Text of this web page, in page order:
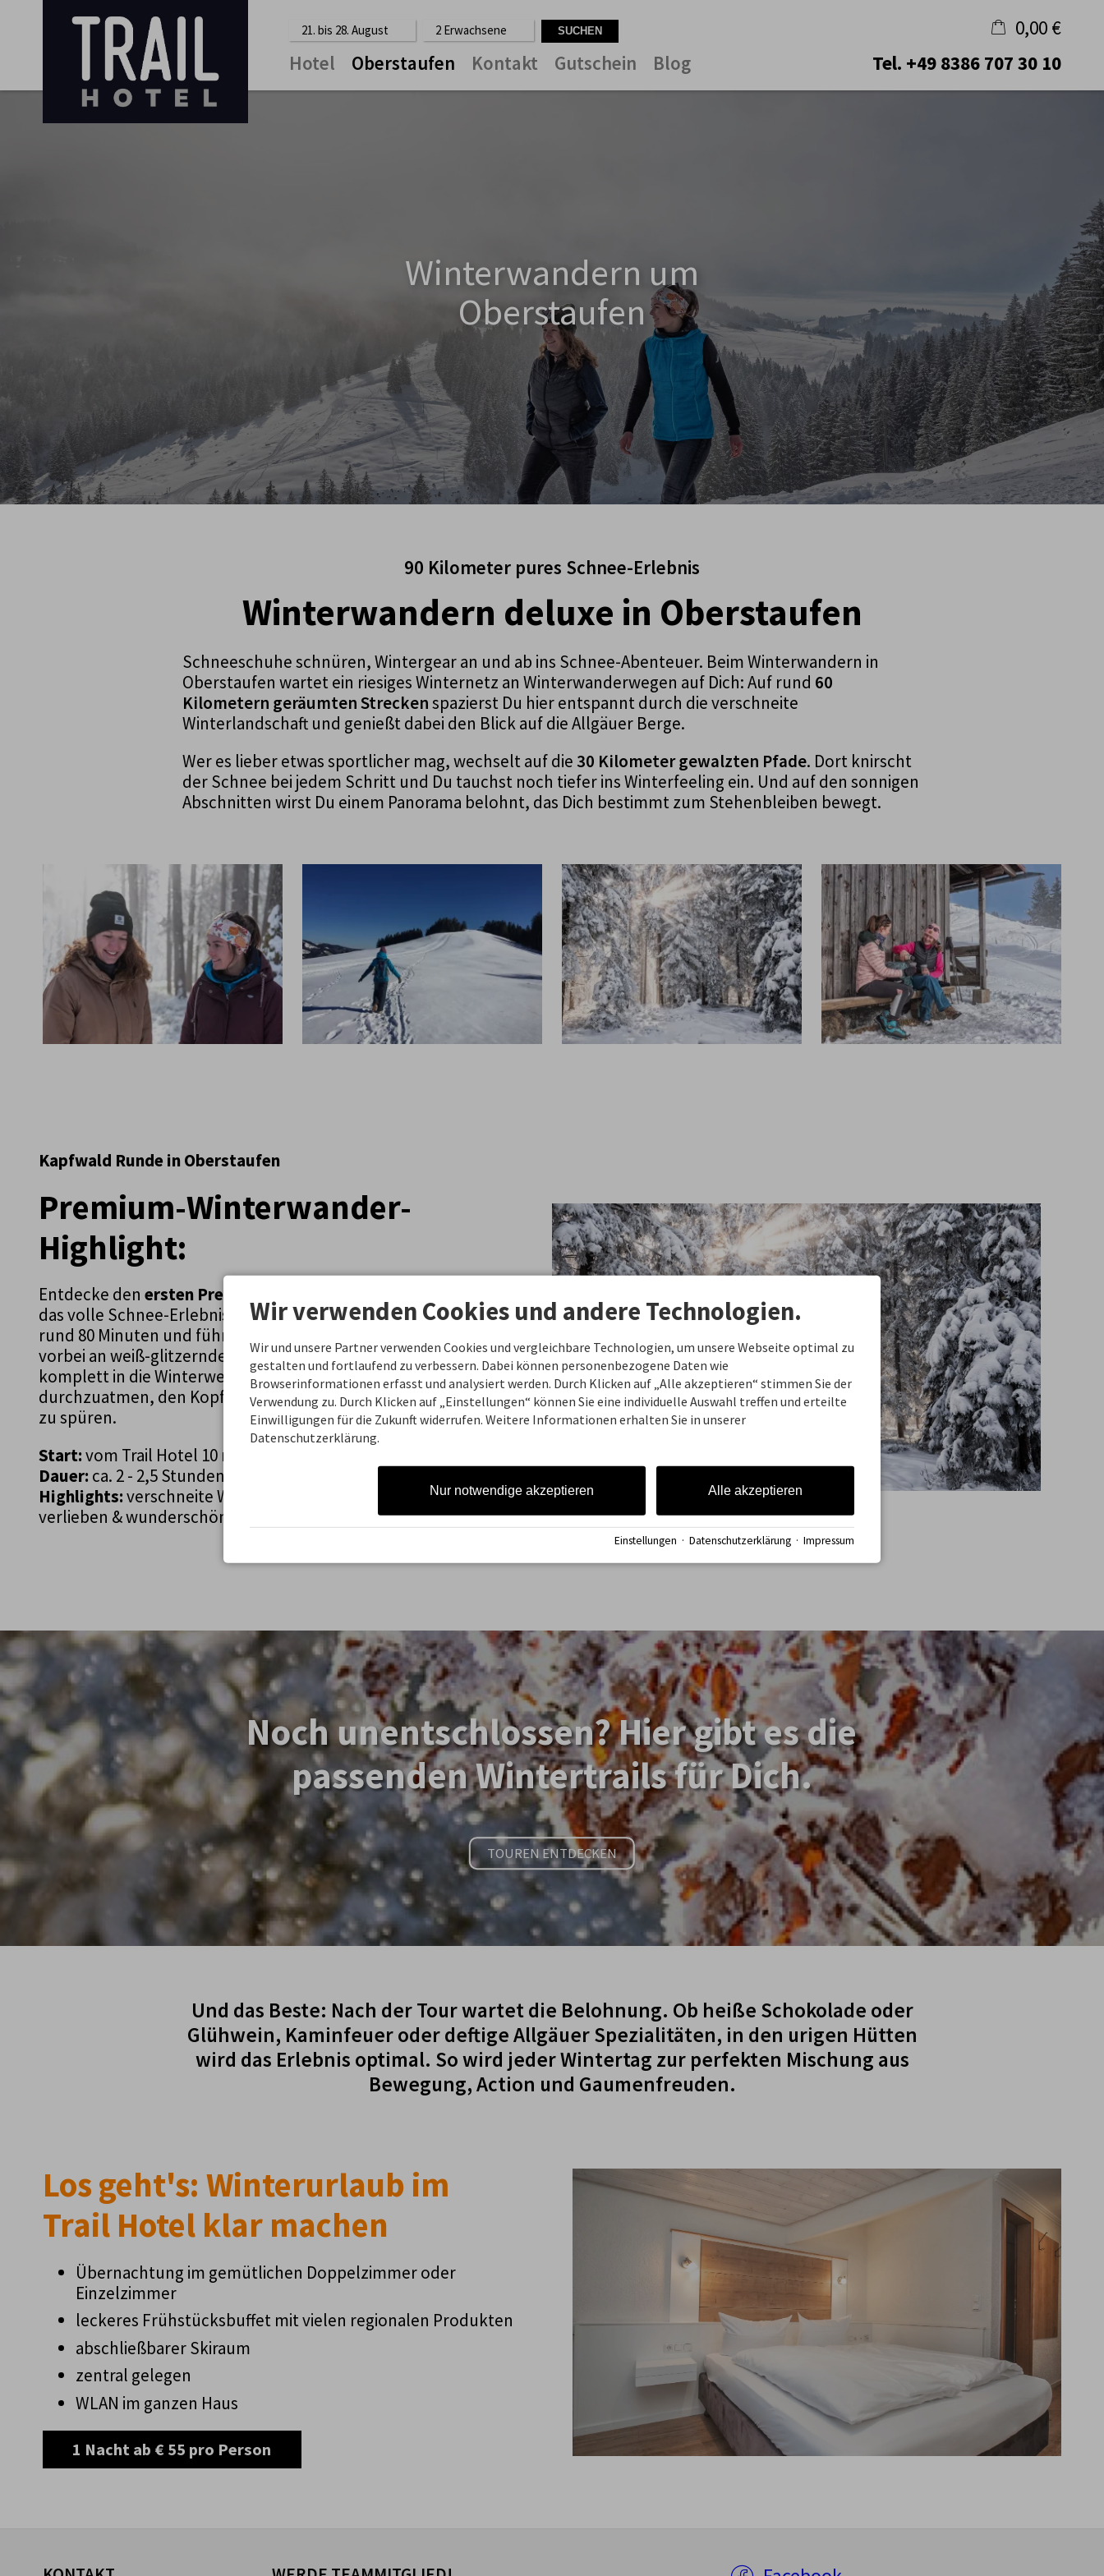
21. bis 28. August 2 Erwachsene
Hotel Oberstaufen Kontakt Gutschein Blog Tel. +49 8386 707 30 10
0,00 €
×
Warenkorb ist leer
Winterwandern um
Oberstaufen
90 Kilometer pures Schnee-Erlebnis
Winterwandern deluxe in Oberstaufen
Schneeschuhe schnüren, Wintergear an und ab ins Schnee-Abenteuer. Beim Winterwandern in
Oberstaufen wartet ein riesiges Winternetz an Winterwanderwegen auf Dich: Auf rund 60
Kilometern geräumten Streckenspazierst Du hier entspannt durch die verschneite
Winterlandschaft und genießt dabei den Blick auf die Allgäuer Berge.
Wer es lieber etwas sportlicher mag, wechselt auf die 30 Kilometer gewalzten Pfade. Dort knirscht
der Schnee bei jedem Schritt und Du tauchst noch tiefer ins Winterfeeling ein. Und auf den sonnigen
Abschnitten wirst Du einem Panorama belohnt, das Dich bestimmt zum Stehenbleiben bewegt.
Kapfwald Runde in Oberstaufen
Premium-Winterwander-
Highlight:
Entdecke den ersten Premium-Wanderweg
das volle Schnee-Erlebnis liefert. Die Kapfwald-Runde dauert
rund 80 Minuten und führt Dich dabei durch verschneite Wälder,
vorbei an weiß-glitzernden Schneefeldern und tauchst
komplett in die Winterwelt ein. Genug Zeit, um tief
durchzuatmen, den Kopf frei zubekommen und die Wintervibes
zu spüren.
Start:vom Trail Hotel 10 min zu Fuß
Dauer: ca. 2 - 2,5 Stunden
Highlights:verschneite Waldwege, eine Winterlandschaft zum
verlieben & wunderschöne Aussichtspunkte
Noch unentschlossen? Hier gibt es die
passenden Wintertrails für Dich.
TOUREN ENTDECKEN
Und das Beste: Nach der Tour wartet die Belohnung. Ob heiße Schokolade oder
Glühwein, Kaminfeuer oder deftige Allgäuer Spezialitäten, in den urigen Hütten
wird das Erlebnis optimal. So wird jeder Wintertag zur perfekten Mischung aus
Bewegung, Action und Gaumenfreuden.
Los geht's: Winterurlaub im
Trail Hotel klar machen
Übernachtung im gemütlichen Doppelzimmer oder
Einzelzimmer
leckeres Frühstücksbuffet mit vielen regionalen Produkten
abschließbarer Skiraum
zentral gelegen
WLAN im ganzen Haus
1 Nacht ab € 55 pro Person
Wir verwenden Cookies und andere Technologien.
Wir und unsere Partner verwenden Cookies und vergleichbare Technologien, um unsere Webseite optimal zu
gestalten und fortlaufend zu verbessern. Dabei können personenbezogene Daten wie
Browserinformationen erfasst und analysiert werden. Durch Klicken auf „Alle akzeptieren“ stimmen Sie der
Verwendung zu. Durch Klicken auf „Einstellungen“ können Sie eine individuelle Auswahl treffen und erteilte
Einwilligungen für die Zukunft widerrufen. Weitere Informationen erhalten Sie in unserer
Datenschutzerklärung.
Alle akzeptieren
Nur notwendige akzeptieren
Einstellungen · Datenschutzerklärung · Impressum